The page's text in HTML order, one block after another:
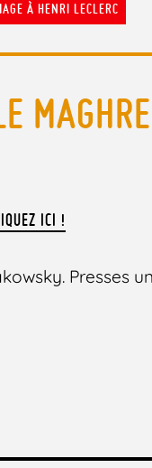
À HENRI LECLERC
ICI !
Presses